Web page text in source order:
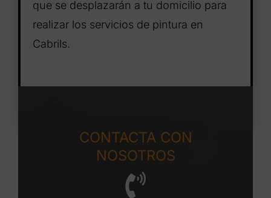
que se desplazarán a tu domicilio para
realizar los servicios de pintura en
Cabrils.
CONTACTA CON
NOSOTROS